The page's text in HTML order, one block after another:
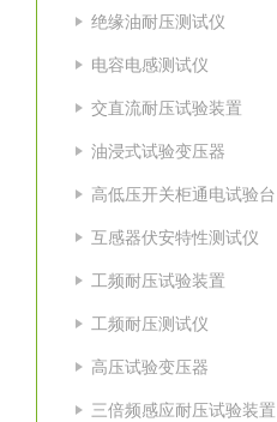
绝缘油耐压测试仪
电容电感测试仪
交直流耐压试验装置
油浸式试验变压器
高低压开关柜通电试验台
互感器伏安特性测试仪
工频耐压试验装置
工频耐压测试仪
高压试验变压器
三倍频感应耐压试验装置